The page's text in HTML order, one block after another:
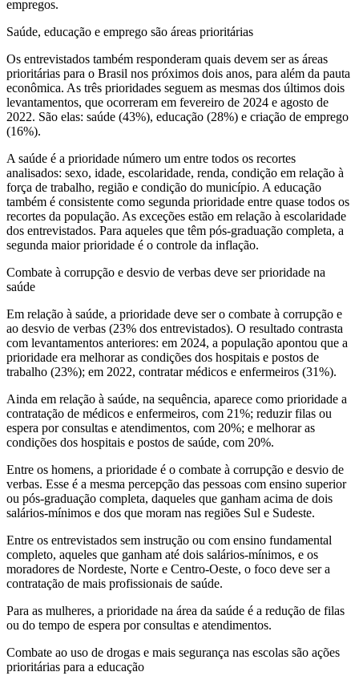
empregos.
Saúde, educação e emprego são áreas prioritárias
Os entrevistados também responderam quais devem ser as áreas
prioritárias para o Brasil nos próximos dois anos, para além da pauta
econômica. As três prioridades seguem as mesmas dos últimos dois
levantamentos, que ocorreram em fevereiro de 2024 e agosto de
2022. São elas: saúde (43%), educação (28%) e criação de emprego
(16%).
A saúde é a prioridade número um entre todos os recortes
analisados: sexo, idade, escolaridade, renda, condição em relação à
força de trabalho, região e condição do município. A educação
também é consistente como segunda prioridade entre quase todos os
recortes da população. As exceções estão em relação à escolaridade
dos entrevistados. Para aqueles que têm pós-graduação completa, a
segunda maior prioridade é o controle da inflação.
Combate à corrupção e desvio de verbas deve ser prioridade na
saúde
Em relação à saúde, a prioridade deve ser o combate à corrupção e
ao desvio de verbas (23% dos entrevistados). O resultado contrasta
com levantamentos anteriores: em 2024, a população apontou que a
prioridade era melhorar as condições dos hospitais e postos de
trabalho (23%); em 2022, contratar médicos e enfermeiros (31%).
Ainda em relação à saúde, na sequência, aparece como prioridade a
contratação de médicos e enfermeiros, com 21%; reduzir filas ou
espera por consultas e atendimentos, com 20%; e melhorar as
condições dos hospitais e postos de saúde, com 20%.
Entre os homens, a prioridade é o combate à corrupção e desvio de
verbas. Esse é a mesma percepção das pessoas com ensino superior
ou pós-graduação completa, daqueles que ganham acima de dois
salários-mínimos e dos que moram nas regiões Sul e Sudeste.
Entre os entrevistados sem instrução ou com ensino fundamental
completo, aqueles que ganham até dois salários-mínimos, e os
moradores de Nordeste, Norte e Centro-Oeste, o foco deve ser a
contratação de mais profissionais de saúde.
Para as mulheres, a prioridade na área da saúde é a redução de filas
ou do tempo de espera por consultas e atendimentos.
Combate ao uso de drogas e mais segurança nas escolas são ações
prioritárias para a educação